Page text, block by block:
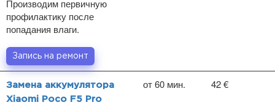
Производим первичную
профилактику после
попадания влаги.
Запись на ремонт
Замена аккумулятора
Xiaomi Poco F5 Pro
от 60 мин. 42 €